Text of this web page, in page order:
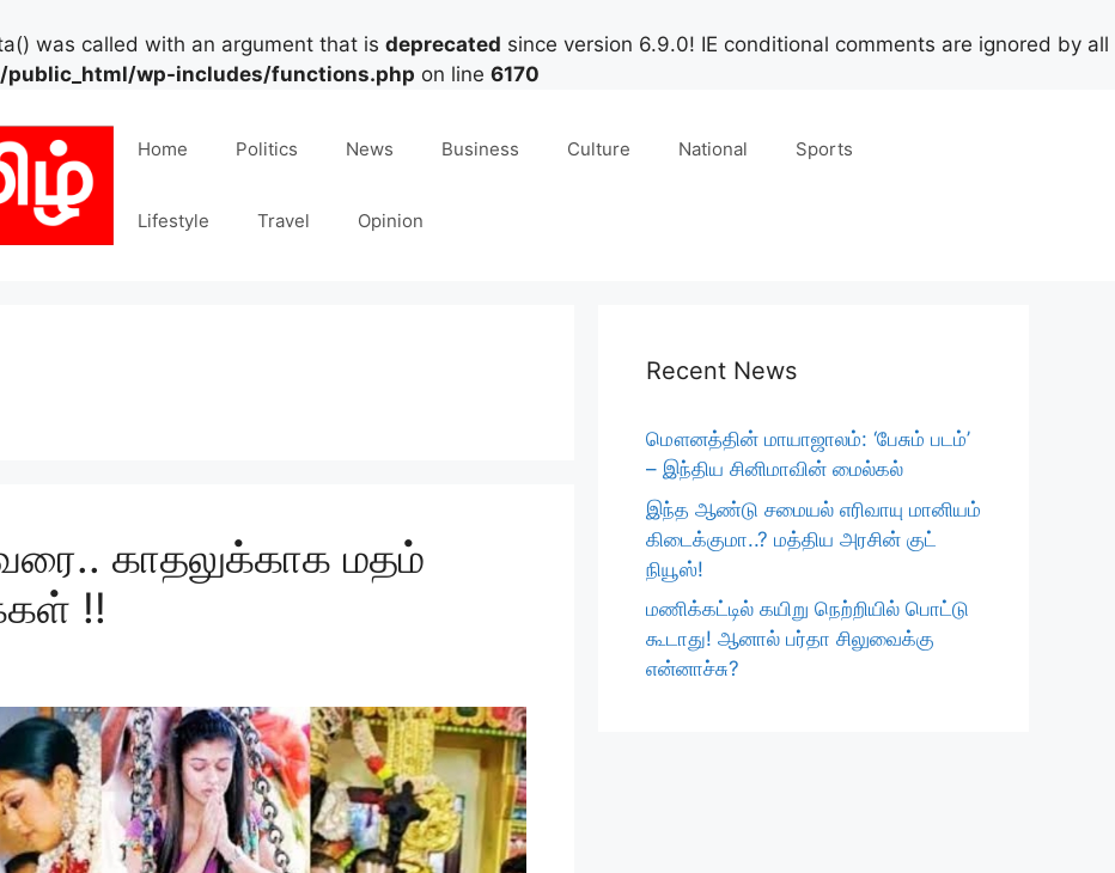
was called with an argument that is deprecated since version 6.9.0! IE conditional comments are ignored by all
public_html/wp-includes/functions.php on line 6170
Home Politics News Business Culture National Sports
Lifestyle Travel Opinion
காதலுக்காக மதம்
!!
Recent News
மௌனத்தின் மாயாஜாலம்: ‘பேசும் படம்’
– இந்திய சினிமாவின் மைல்கல்
இந்த ஆண்டு சமையல் எரிவாயு மானியம்
கிடைக்குமா..? மத்திய அரசின் குட்
நியூஸ்!
மணிக்கட்டில் கயிறு நெற்றியில் பொட்டு
கூடாது! ஆனால் பர்தா சிலுவைக்கு
என்னாச்சு?